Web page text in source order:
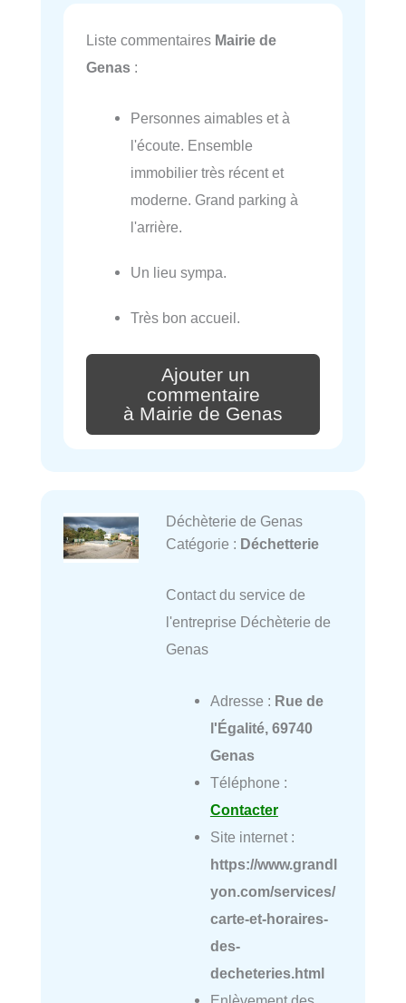
Liste commentaires Mairie de
Genas :
Personnes aimables et à
l'écoute. Ensemble
immobilier très récent et
moderne. Grand parking à
l'arrière.
Un lieu sympa.
Très bon accueil.
Ajouter un
commentaire
à Mairie de Genas
Déchèterie de Genas
Catégorie : Déchetterie
Contact du service de
l'entreprise Déchèterie de
Genas
Adresse : Rue de
l'Égalité, 69740
Genas
Téléphone :
Contacter
Site internet :
https://www.grandl
yon.com/services/
carte-et-horaires-
des-
decheteries.html